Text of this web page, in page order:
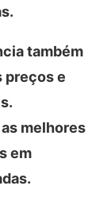
também
preços e
melhores
em